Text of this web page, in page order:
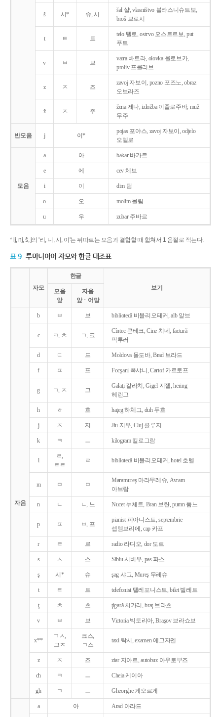
š 시* 슈, 시
šal 샬, vlasništvo 블라스니슈트보,
broš 브로시
t ㅌ 트
telo 텔로, ostrvo 오스트르보, put
푸트
v ㅂ 브
vatra 바트라, olovka 올로브카,
proliv 프롤리브
z ㅈ 즈
zavoj 자보이, pozno 포즈노, obraz
오브라즈
ž ㅈ 주
žena 제나, izložba 이즐로주바, muž
무주
반모음 j 이*
pojas 포야스, zavoj 자보이, odjelo
오델로
모음
a 아 bakar 바카르
e 에 cev 체브
i 이 dim 딤
o 오 molim 몰림
u 우 zubar 주바르
* lj, nj, š, j의 '리, 니, 시, 이'는 뒤따르는 모음과 결합할 때 합쳐서 1 음절로 적는다.
표 9 루마니아어 자모와 한글 대조표
자모
한글
보기
모음
앞
자음
앞ㆍ어말
자음
b ㅂ 브 bibliotecǎ 비블리오테커, alb 알브
c ㅋ, ㅊ ㄱ, 크
Cîntec 큰테크, Cine 치네, facturǎ
팍투러
d ㄷ 드 Moldova 몰도바, Brad 브라드
f ㅍ 프 Focşani 폭샤니, Cartof 카르토프
g ㄱ, ㅈ 그
Galaţi 갈라치, Gigel 지젤, hering
헤린그
h ㅎ 흐 haţeg 하체그, duh 두흐
j ㅈ 지 Jiu 지우, Cluj 클루지
k ㅋ ㅡ kilogram 킬로그람
l
ㄹ,
ㄹㄹ
ㄹ bibliotecǎ 비블리오테커, hotel 호텔
m ㅁ ㅁ
Maramureş 마라무레슈, Avram
아브람
n ㄴ ㄴ, 느 Nucet 누체트, Bran 브란, pumn 품느
p ㅍ ㅂ, 프
pianist 피아니스트, septembrie
셉템브리에, cap 카프
r ㄹ 르 radio 라디오, dor 도르
s ㅅ 스 Sibiu 시비우, pas 파스
ş 시* 슈 şag 샤그, Mureş 무레슈
t ㅌ 트 telefonist 텔레포니스트, bilet 빌레트
ţ ㅊ 츠 ţigarǎ 치가러, braţ 브라츠
v ㅂ 브 Victoria 빅토리아, Braşov 브라쇼브
x**
ㄱㅅ,
그ㅈ
크스,
ㄱ스
taxi 탁시, examen 에그자멘
z ㅈ 즈 ziar 지아르, autobuz 아우토부즈
ch ㅋ ㅡ Cheia 케이아
gh ㄱ ㅡ Gheorghe 게오르게
a 아 Arad 아라드